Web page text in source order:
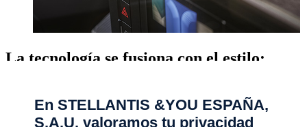
La tecnología se fusiona con el estilo:
La Lancia Ypsilon está equipada con dos grandes pantallas de 10,25
pulgadas y el sistema S.A.L.A., la interfaz virtual inteligente que
En STELLANTIS &YOU ESPAÑA,
S.A.U. valoramos tu privacidad